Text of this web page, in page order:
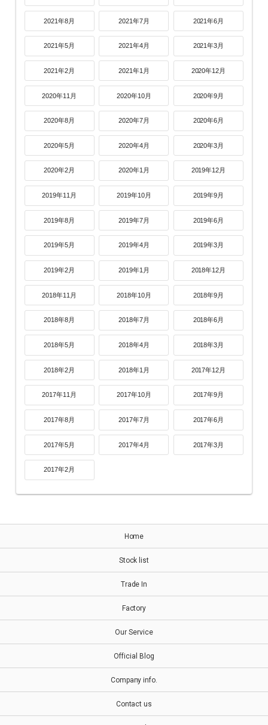
2021年8月 2021年7月 2021年6月
2021年5月 2021年4月 2021年3月
2021年2月 2021年1月 2020年12月
2020年11月 2020年10月 2020年9月
2020年8月 2020年7月 2020年6月
2020年5月 2020年4月 2020年3月
2020年2月 2020年1月 2019年12月
2019年11月 2019年10月 2019年9月
2019年8月 2019年7月 2019年6月
2019年5月 2019年4月 2019年3月
2019年2月 2019年1月 2018年12月
2018年11月 2018年10月 2018年9月
2018年8月 2018年7月 2018年6月
2018年5月 2018年4月 2018年3月
2018年2月 2018年1月 2017年12月
2017年11月 2017年10月 2017年9月
2017年8月 2017年7月 2017年6月
2017年5月 2017年4月 2017年3月
2017年2月
Home
Stock list
Trade In
Factory
Our Service
Official Blog
Company info.
Contact us